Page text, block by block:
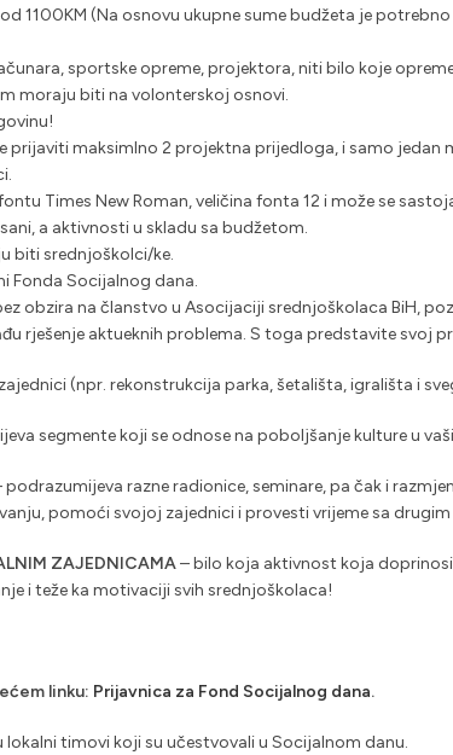
1100KM (Na osnovu ukupne sume budžeta je
sportske opreme, projektora, niti bilo koje
moraju biti na volonterskoj osnovi.
prijaviti maksimlno 2 projektna prijedloga, i samo jedan
Times New Roman, veličina fonta 12 i može se
a aktivnosti u skladu sa budžetom.
biti srednjoškolci/ke.
Fonda Socijalnog dana.
obzira na članstvo u Asocijaciji srednjoškolaca BiH,
rješenje aktueknih problema. S toga predstavite svoj
(npr. rekonstrukcija parka, šetališta, igrališta i
segmente koji se odnose na poboljšanje kulture u
podrazumijeva razne radionice, seminare, pa čak i
pomoći svojoj zajednici i provesti vrijeme sa
ZAJEDNICAMA– bilo koja aktivnost koja
i teže ka motivaciji svih srednjoškolaca!
linku: Prijavnica za Fond Socijalnog dana.
timovi koji su učestvovali u Socijalnom danu.